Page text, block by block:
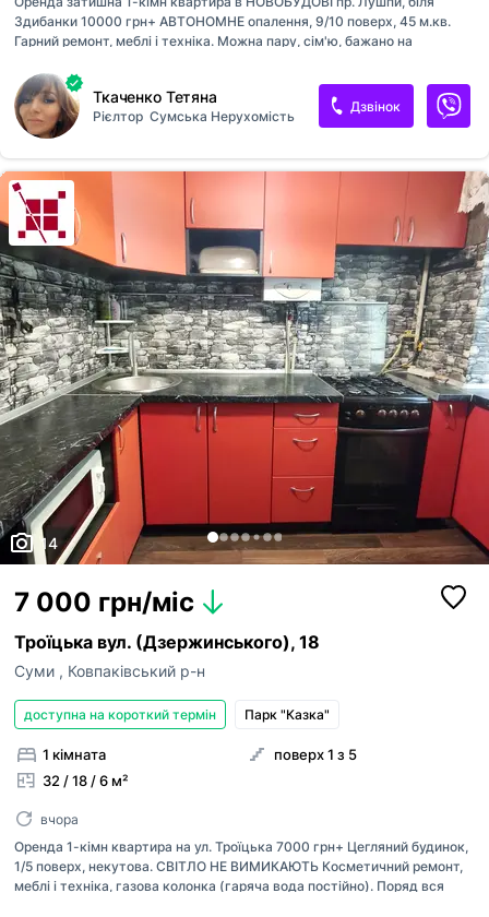
Здибанки 10000 грн+ АВТОНОМНЕ опалення, 9/10 поверх, 45 м.кв.
Гарний ремонт, меблі і техніка. Можна пару, сім'ю, бажано на
інфраструктура, річка, зона відпочинку.. Квартира готова до
поселення! За детальною інформацією і переглядом звертайтеся за
тел [телефон приховано]Таня
Ткаченко Тетяна
Рієлтор Сумська Нерухомість
Дзвінок
14
7 000 грн/міс
Троїцька вул. (Дзержинського), 18
Суми , Ковпаківський р-н
доступна на короткий термін Парк "Казка"
1 кімната
32 / 18 / 6 м²
поверх 1 з 5
вчора
Оренда 1-кімн квартира на ул. Троїцька 7000 грн+ Цегляний будинок,
1/5 поверх, некутова. СВІТЛО НЕ ВИМИКАЮТЬ Косметичний ремонт,
меблі і техніка, газова колонка (гаряча вода постійно). Поряд вся